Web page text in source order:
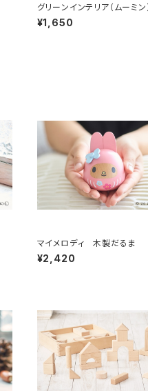
グリーンインテリア（ムーミン
¥1,650
マイメロディ 木製だるま
¥2,420